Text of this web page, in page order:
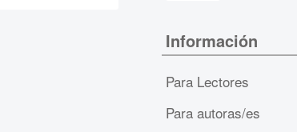
Información
Para Lectores
Para autoras/es